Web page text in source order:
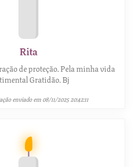
Rita
de proteção. Pela minha vida
Gratidão. Bj
enviado em 08/11/2025 20:42:11